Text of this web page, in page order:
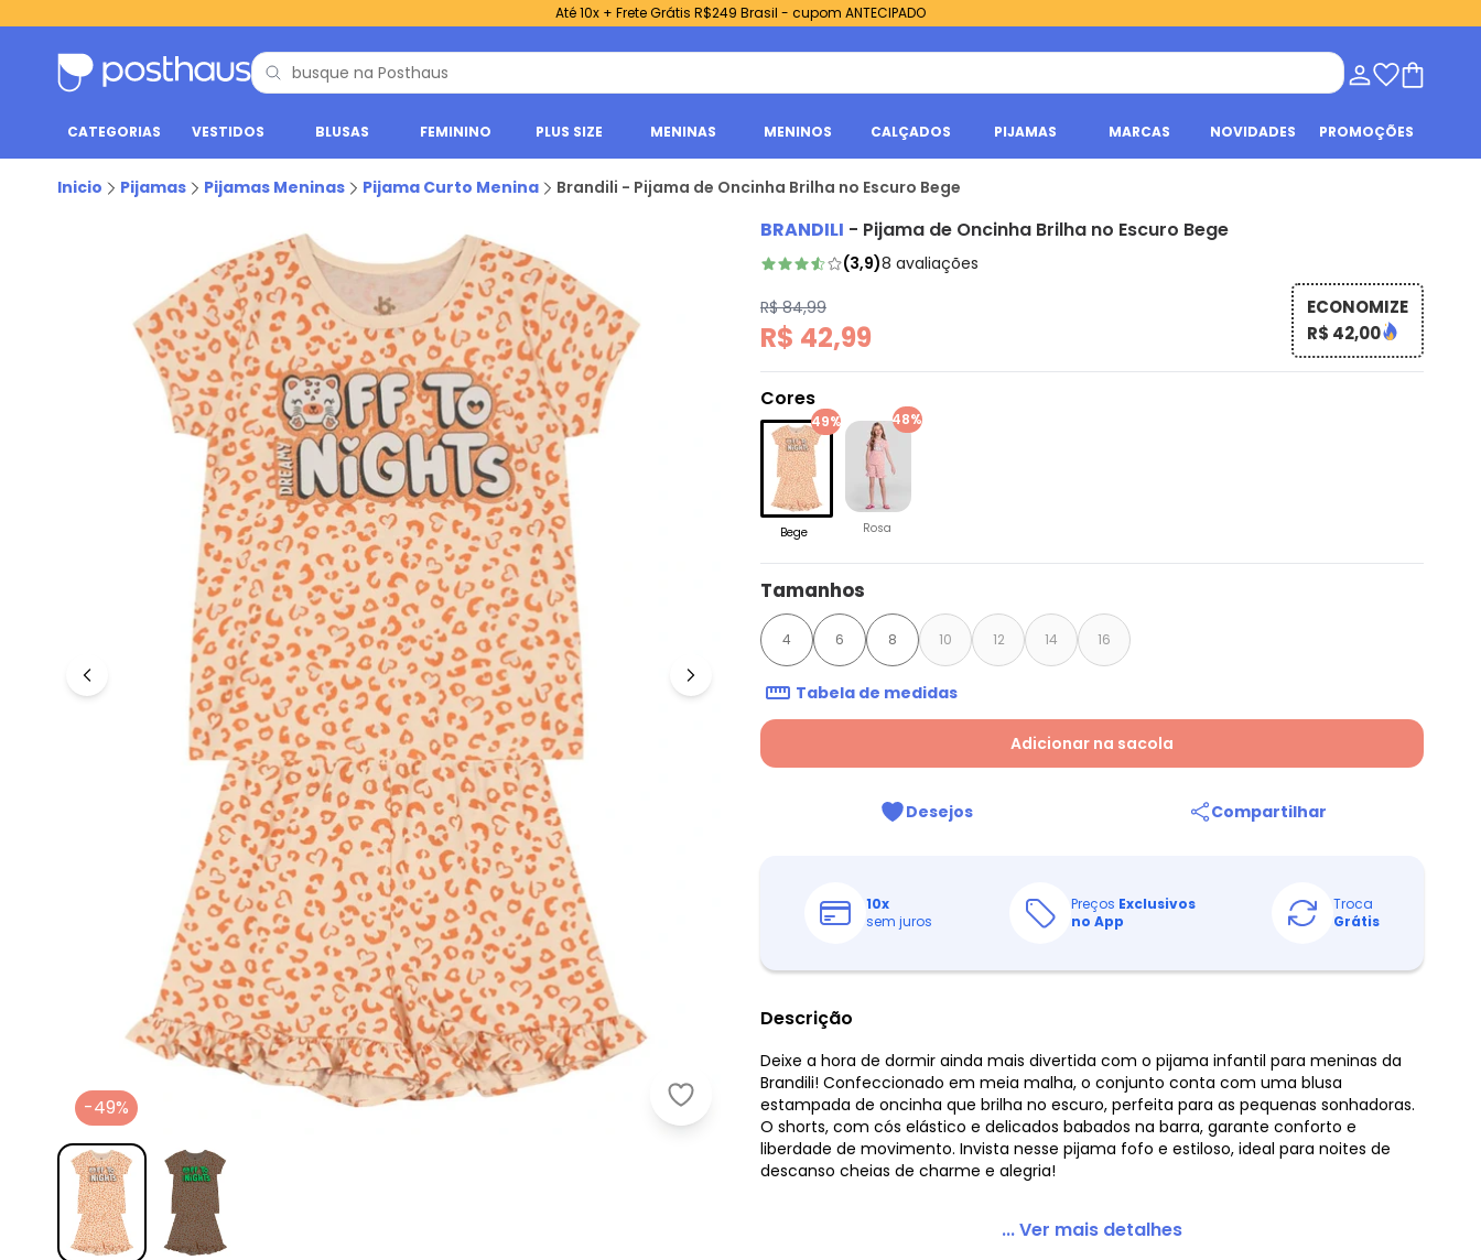
Até 10x + Frete Grátis R$249 Brasil - cupom ANTECIPADO
CATEGORIAS VESTIDOS BLUSAS FEMININO PLUS SIZE MENINAS MENINOS CALÇADOS PIJAMAS MARCAS NOVIDADES PROMOÇÕES
Inicio Pijamas Pijamas Meninas Pijama Curto Menina Brandili - Pijama de Oncinha Brilha no Escuro Bege
Brandili - Pijama de Oncinha Brilha no Escuro Bege
-49%
BRANDILI - Pijama de Oncinha Brilha no Escuro Bege
(3,9)8 avaliações
R$ 84,99
R$ 42,99
ECONOMIZE
R$ 42,00
Cores
49%
Bege
48%
Rosa
Tamanhos
4 6 8 10 12 14 16
Tabela de medidas
Adicionar na sacola
Desejos Compartilhar
10x
sem juros
Preços Exclusivos
no App
Troca
Grátis
Descrição
Deixe a hora de dormir ainda mais divertida com o pijama infantil para meninas da
Brandili! Confeccionado em meia malha, o conjunto conta com uma blusa
estampada de oncinha que brilha no escuro, perfeita para as pequenas sonhadoras.
O shorts, com cós elástico e delicados babados na barra, garante conforto e
liberdade de movimento. Invista nesse pijama fofo e estiloso, ideal para noites de
descanso cheias de charme e alegria!
... Ver mais detalhes